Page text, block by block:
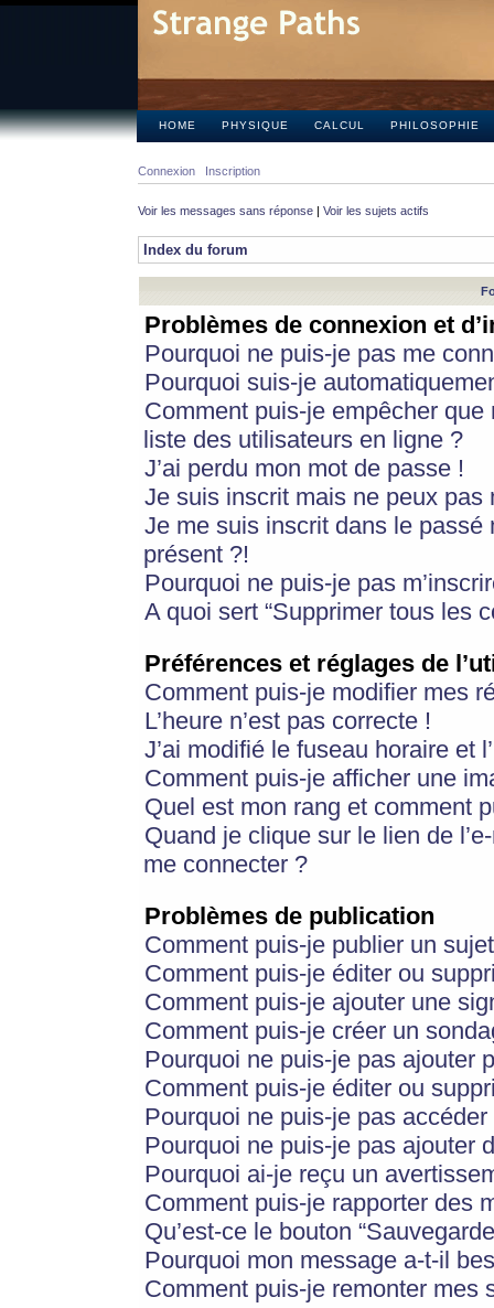
HOME PHYSIQUE CALCUL PHILOSOPHIE
Connexion Inscription
Voir les messages sans réponse | Voir les sujets actifs
Index du forum
Problèmes de connexion et
Pourquoi ne puis-je pas me
Pourquoi suis-je
Comment puis-je empêcher
liste des utilisateurs en ligne ?
J’ai perdu mon mot de passe !
Je suis inscrit mais ne peux pas
Je me suis inscrit dans le
présent ?!
Pourquoi ne puis-je pas
A quoi sert “Supprimer tous les
Préférences et réglages de
Comment puis-je modifier mes
L’heure n’est pas correcte !
J’ai modifié le fuseau horaire et
Comment puis-je afficher une
Quel est mon rang et comment
Quand je clique sur le lien de
me connecter ?
Problèmes de publication
Comment puis-je publier un
Comment puis-je éditer ou
Comment puis-je ajouter une
Comment puis-je créer un
Pourquoi ne puis-je pas ajouter
Comment puis-je éditer ou
Pourquoi ne puis-je pas
Pourquoi ne puis-je pas ajouter
Pourquoi ai-je reçu un
Comment puis-je rapporter des
Qu’est-ce le bouton
Pourquoi mon message a-t-il
Comment puis-je remonter mes